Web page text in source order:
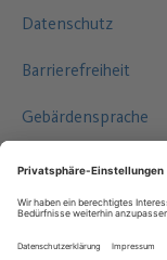
Datenschutz
Barrierefreiheit
Gebärdensprache
Leichte Sprache